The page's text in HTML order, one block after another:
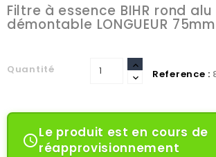
Filtre à essence BIHR rond
démontable LONGUEUR 75mm
Quantité Reference :
Le produit est en cours de
réapprovisionnement